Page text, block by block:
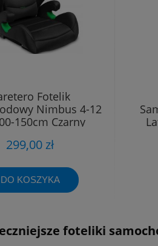
Fotelik
Nimbus 4-12
150cm Czarny
299,00 zł
DO KOSZYKA
foteliki